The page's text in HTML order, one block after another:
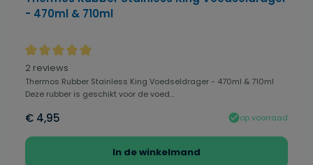
- 470ml & 710ml
Gemiddelde waardering van 5 van 5 sterren
2 reviews
Thermos Rubber Stainless King Voedseldrager - 470ml & 710ml
Deze rubber is geschikt voor de voed...
€ 4,95 op voorraad
In de winkelmand